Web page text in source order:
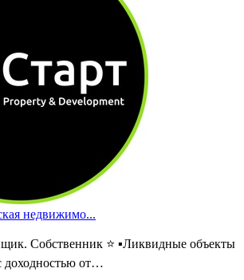
недвижимо...
Собственник ⭐️ ▪️Ликвидные объекты
доходностью от…